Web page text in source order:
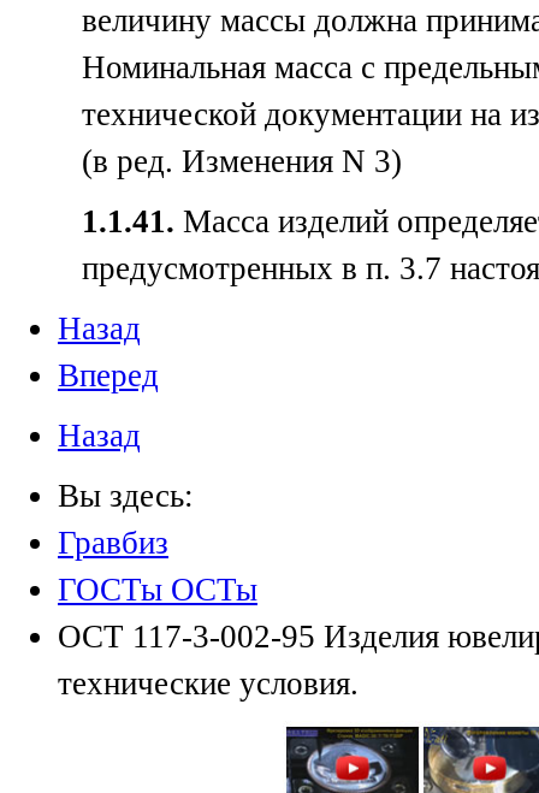
величину массы должна
Номинальная масса с
технической документации на
(в ред. Изменения N 3)
1.1.41. Масса изделий
предусмотренных в п. 3.7
Назад
Вперед
Назад
Вы здесь:
Гравбиз
ГОСТы ОСТы
ОСТ 117-3-002-95 Изделия
технические условия.